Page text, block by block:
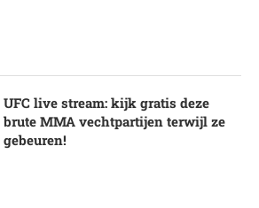
UFC live stream: kijk gratis deze
brute MMA vechtpartijen terwijl ze
gebeuren!